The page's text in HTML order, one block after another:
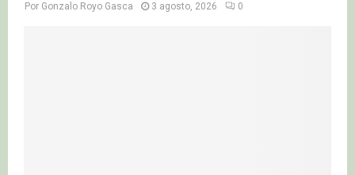
Por Gonzalo Royo Gasca 3 agosto, 2026 0